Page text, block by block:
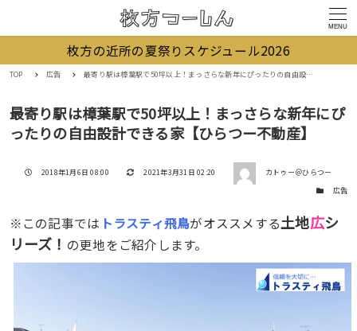
MENU
枚方の近所の夏祭りスケジュール2026
TOP 広告 最寄り駅は樟葉駅で50坪以上！まっさらな新年にぴったりの自由設計できる家【ひらつー不動産】
最寄り駅は樟葉駅で50坪以上！まっさらな新年にぴ
ったりの自由設計できる家【ひらつー不動産】
投稿日
2018年1月6日 08:00 更新日
2021年3月31日 02:20 著者
カトゥー＠ひらつー
カテゴリー
広告
※この記事では トラスティ飛鳥がオススメする土地広シ
リーズ！ の更地をご紹介します。